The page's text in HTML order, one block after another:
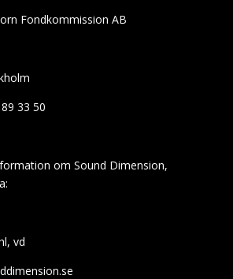
Fondkommission AB
33 50
om Sound Dimension,
vd